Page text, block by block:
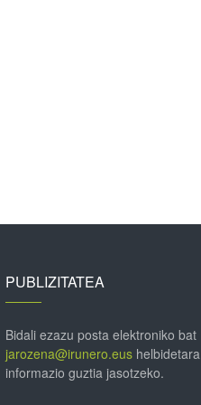
PUBLIZITATEA
Bidali ezazu posta elektroniko bat
jarozena@irunero.eushelbidetara
informazio guztia jasotzeko.